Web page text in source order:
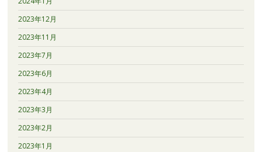
2023年12月
2023年11月
2023年7月
2023年6月
2023年4月
2023年3月
2023年2月
2023年1月